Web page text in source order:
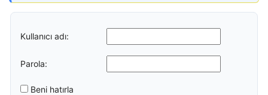
Kullanıcı adı:
Parola:
Beni hatırla